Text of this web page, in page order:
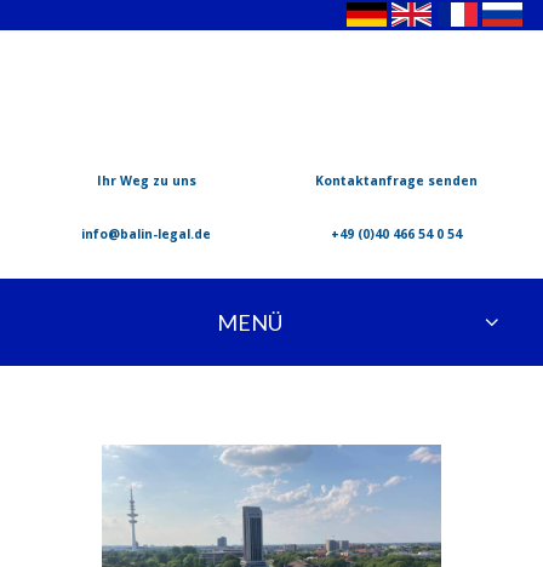
Ihr Weg zu uns Kontaktanfrage senden
info@balin-legal.de +49 (0)40 466 54 0 54
MENÜ